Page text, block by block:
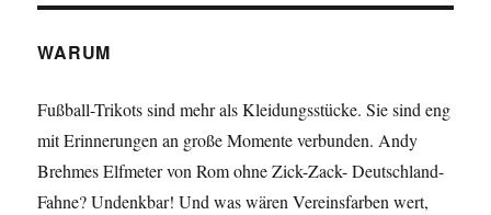
WARUM
Fußball-Trikots sind mehr als Kleidungsstücke. Sie sind eng
mit Erinnerungen an große Momente verbunden. Andy
Brehmes Elfmeter von Rom ohne Zick-Zack- Deutschland-
Fahne? Undenkbar! Und was wären Vereinsfarben wert,